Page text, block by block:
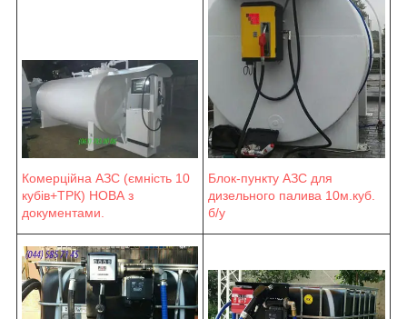
Комерційна АЗС (ємність 10
кубів+ТРК) НОВА з
документами.
Блок-пункту АЗС для
дизельного палива 10м.куб.
б/у